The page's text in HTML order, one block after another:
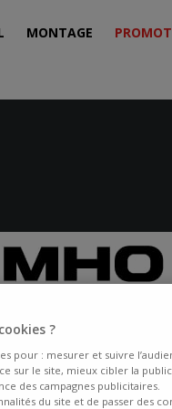
MONTAGE
?
pour : mesurer et suivre
sur le site, mieux cibler la
des campagnes publicitaires.
du site et de passer des